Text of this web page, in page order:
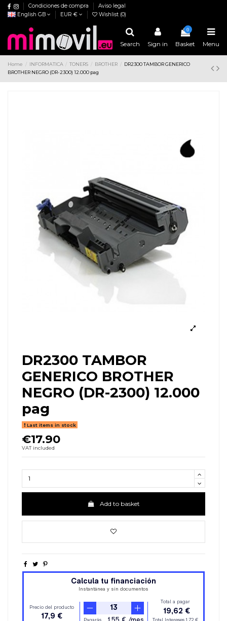
Condiciones de compra
Aviso legal
English GB
EUR € Wishlist (0)
Search Sign in
0
Basket Menu
Home INFORMATICA TONERS BROTHER
DR2300 TAMBOR GENERICO
BROTHER NEGRO (DR-2300) 12.000 pag
DR2300 TAMBOR
GENERICO BROTHER
NEGRO (DR-2300) 12.000
pag
Last items in stock
€17.90
VAT included
Add to basket